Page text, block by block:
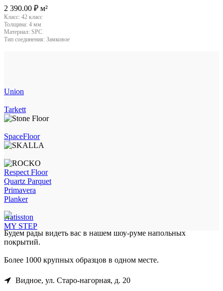
2 390.00 ₽ м²
Класс: 42 класс
Толщина: 4 мм
Материал: SPC
Тип соединения: Замковое
Union
Tarkett
SpaceFloor
Respect Floor
Quartz Parquet
Primavera
Planker
Natisston
MY STEP
Будем рады видеть вас в нашем шоу-руме напольных
покрытий.
Более 1000 крупных образцов в одном месте.
Видное, ул. Старо-нагорная, д. 20